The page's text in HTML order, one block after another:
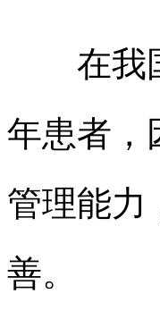
在我国
年患者，
管理能力
善。